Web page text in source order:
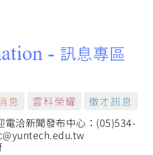
息 雲科榮耀
徵才訊息
電洽新聞發布中心：(05)534-